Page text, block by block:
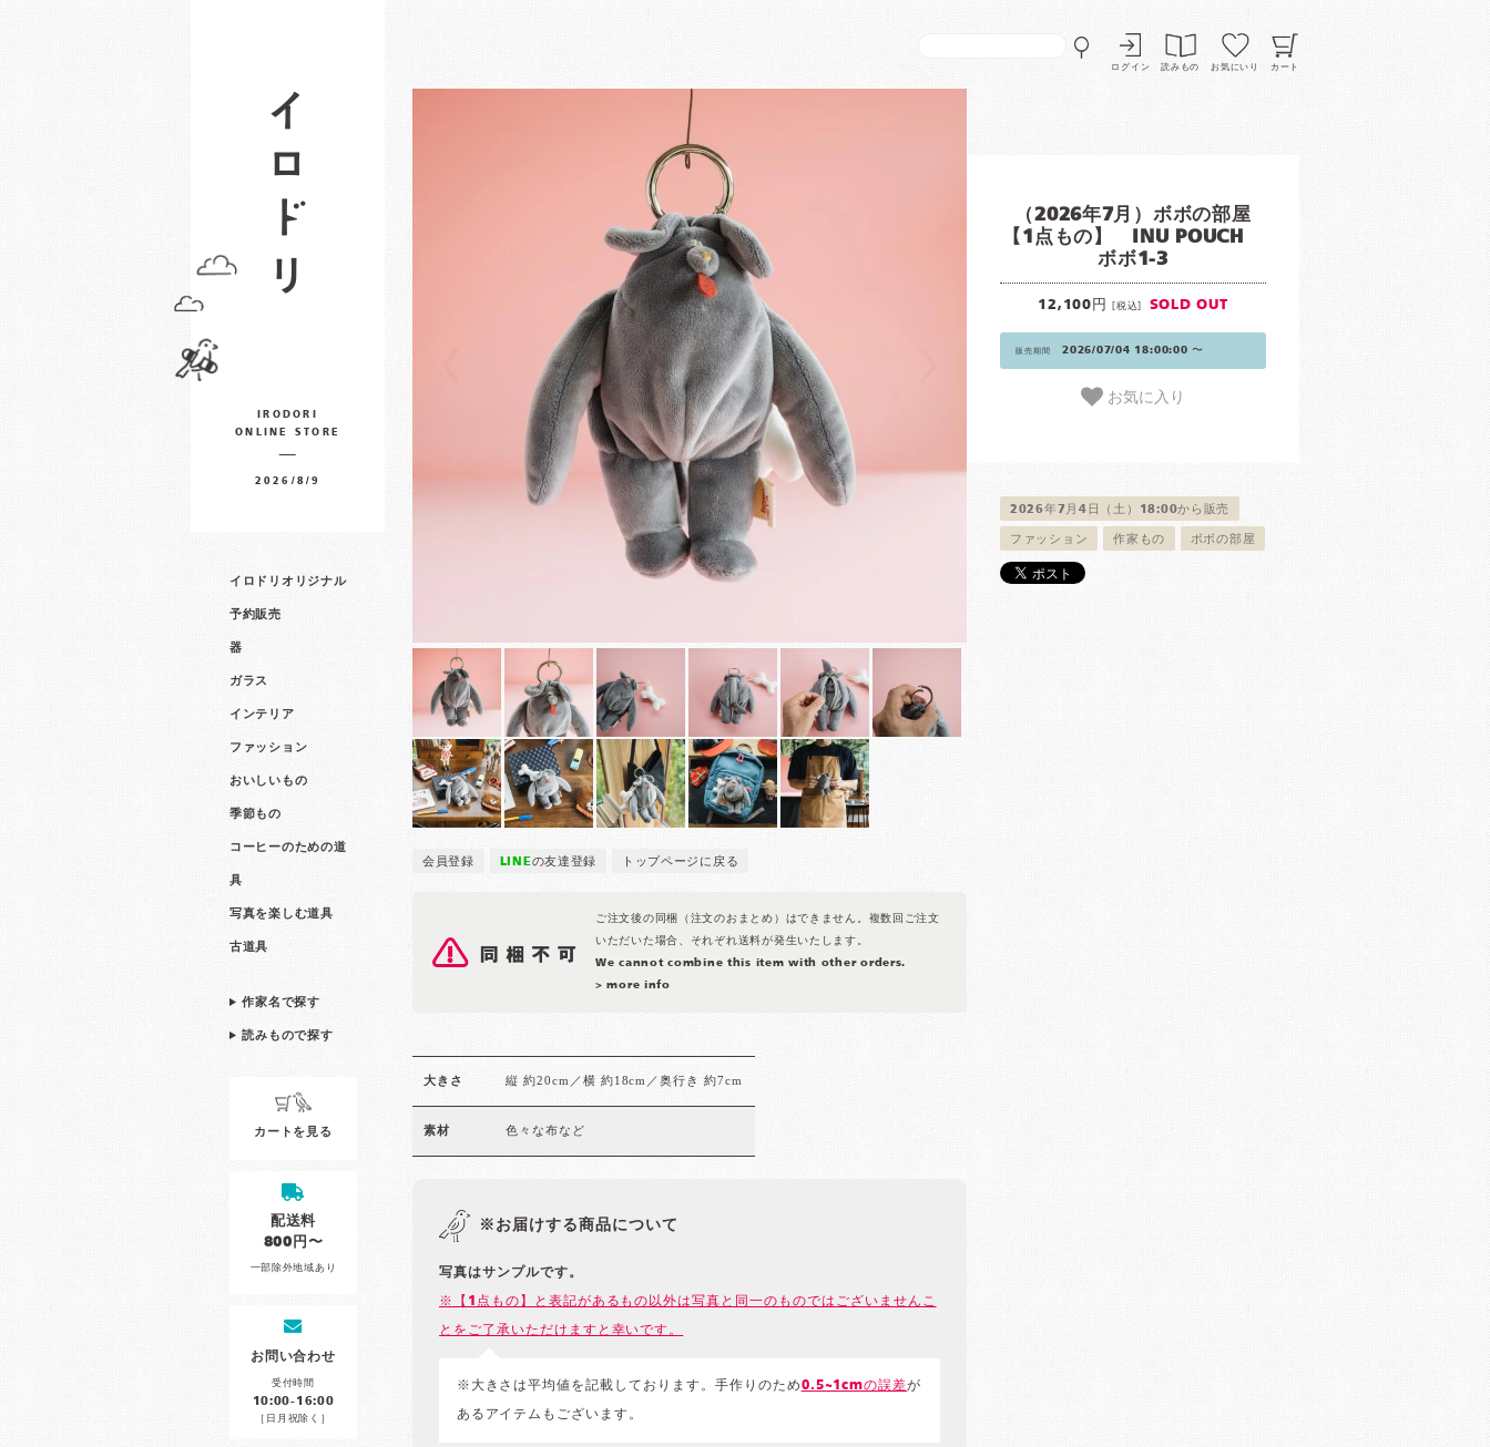
ログイン 読みもの お気にいり カート
IRODORI
ONLINE STORE
2026/8/9
イロドリオリジナル
予約販売
器
ガラス
インテリア
ファッション
おいしいもの
季節もの
コーヒーのための道
具
写真を楽しむ道具
古道具
作家名で探す
読みもので探す
カートを見る
配送料
800円〜
一部除外地域あり
お問い合わせ
受付時間
10:00-16:00
［日月祝除く］
会員登録 LINEの友達登録 トップページに戻る
ご注文後の同梱（注文のおまとめ）はできません。複数回ご注文
いただいた場合、それぞれ送料が発生いたします。
We cannot combine this item with other orders.
> more info
（2026年7月）ボボの部屋
【1点もの】 INU POUCH
ボボ1-3
12,100円[税込] SOLD OUT
販売期間 2026/07/04 18:00:00 〜
お気に入り
2026年7月4日（土）18:00から販売
ファッション 作家もの ボボの部屋
大きさ 縦 約20cm／横 約18cm／奥行き 約7cm
素材 色々な布など
※お届けする商品について
写真はサンプルです。
※【1点もの】と表記があるもの以外は写真と同一のものではございませんこ
とをご了承いただけますと幸いです。
※大きさは平均値を記載しております。手作りのため0.5~1cmの誤差が
あるアイテムもございます。